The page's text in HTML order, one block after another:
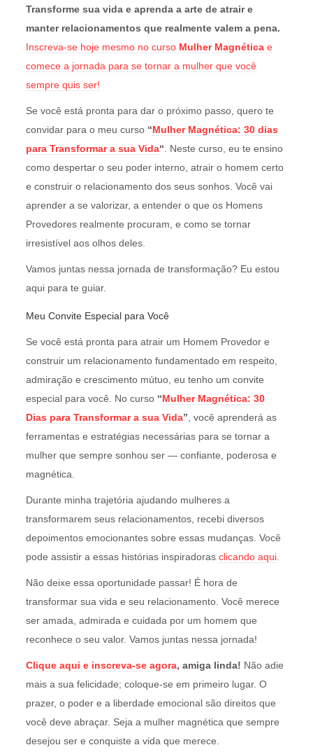
Transforme sua vida e aprenda a arte de atrair e
manter relacionamentos que realmente valem a pena.
Inscreva-se hoje mesmo no curso Mulher Magnética e
comece a jornada para se tornar a mulher que você
sempre quis ser!
Se você está pronta para dar o próximo passo, quero te
convidar para o meu curso “Mulher Magnética: 30 dias
para Transformar a sua Vida“ . Neste curso, eu te ensino
como despertar o seu poder interno, atrair o homem certo
e construir o relacionamento dos seus sonhos. Você vai
aprender a se valorizar, a entender o que os Homens
Provedores realmente procuram, e como se tornar
irresistível aos olhos deles.
Vamos juntas nessa jornada de transformação? Eu estou
aqui para te guiar.
Meu Convite Especial para Você
Se você está pronta para atrair um Homem Provedor e
construir um relacionamento fundamentado em respeito,
admiração e crescimento mútuo, eu tenho um convite
especial para você. No curso “Mulher Magnética: 30
Dias para Transformar a sua Vida”, você aprenderá as
ferramentas e estratégias necessárias para se tornar a
mulher que sempre sonhou ser — confiante, poderosa e
magnética.
Durante minha trajetória ajudando mulheres a
transformarem seus relacionamentos, recebi diversos
depoimentos emocionantes sobre essas mudanças. Você
pode assistir a essas histórias inspiradorasclicando aqui.
Não deixe essa oportunidade passar! É hora de
transformar sua vida e seu relacionamento. Você merece
ser amada, admirada e cuidada por um homem que
reconhece o seu valor. Vamos juntas nessa jornada!
Clique aqui e inscreva-se agora, amiga linda! Não adie
mais a sua felicidade; coloque-se em primeiro lugar. O
prazer, o poder e a liberdade emocional são direitos que
você deve abraçar. Seja a mulher magnética que sempre
desejou ser e conquiste a vida que merece.